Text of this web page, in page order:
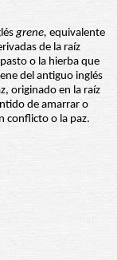
grene, equivalente
de la raíz
o la hierba que
del antiguo inglés
originado en la raíz
de amarrar o
conflicto o la paz.